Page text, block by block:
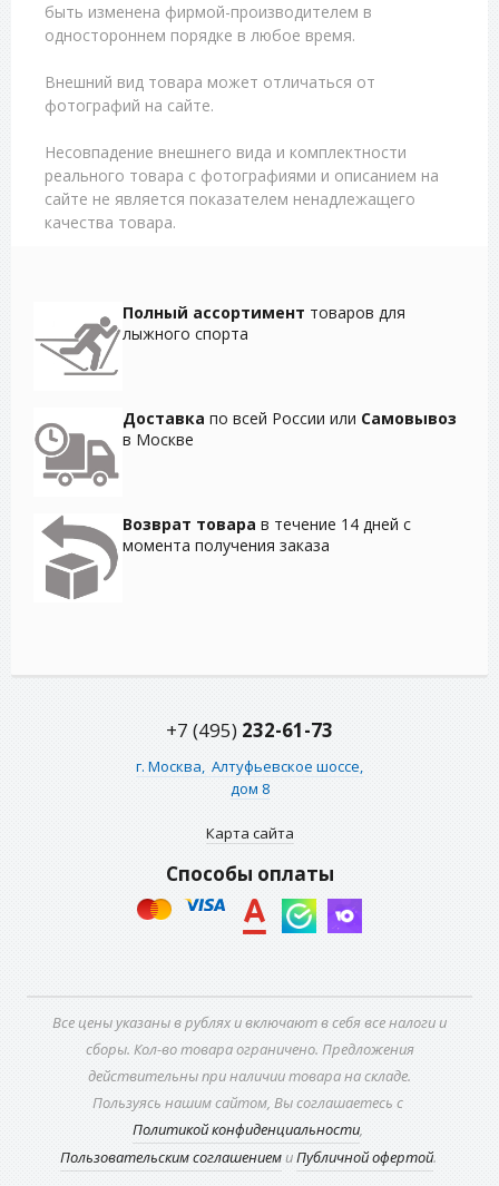
быть изменена фирмой-производителем в
одностороннем порядке в любое время.
Внешний вид товара может отличаться от
фотографий на сайте.
Несовпадение внешнего вида и комплектности
реального товара с фотографиями и описанием на
сайте не является показателем ненадлежащего
качества товара.
Полный ассортимент товаров для
лыжного спорта
Доставка по всей России или Самовывоз
в Москве
Возврат товара в течение 14 дней с
момента получения заказа
+7 (495) 232-61-73
г. Москва, Алтуфьевское шоссе,
дом 8
Карта сайта
Способы оплаты
Все цены указаны в рублях и включают в себя все налоги и
сборы. Кол-во товара ограничено. Предложения
действительны при наличии товара на складе.
Пользуясь нашим сайтом, Вы соглашаетесь с
Политикой конфиденциальности,
Пользовательским соглашениемиПубличной офертой.